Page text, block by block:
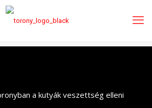
a kutyák veszettség elleni